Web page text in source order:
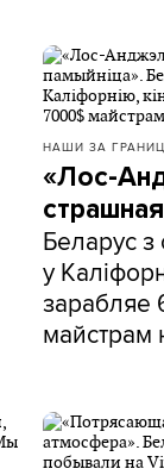
НАШИ ЗА
«Лос-
Беларус з
у
майстрам